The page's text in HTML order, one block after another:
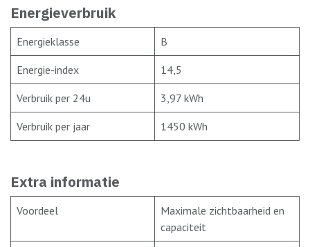
Energieverbruik
Energieklasse B
Energie-index 14,5
Verbruik per 24u 3,97 kWh
Verbruik per jaar 1450 kWh
Extra informatie
Voordeel
Maximale zichtbaarheid en
capaciteit